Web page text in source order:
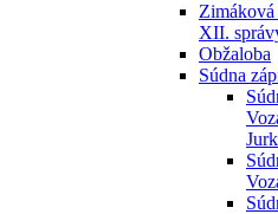
Zimáková
XII.
Obžaloba
Súdna